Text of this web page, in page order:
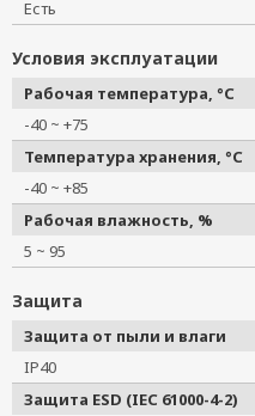
Есть
Условия эксплуатации
Рабочая температура, °C
-40 ~ +75
Температура хранения, °C
-40 ~ +85
Рабочая влажность, %
5 ~ 95
Защита
Защита от пыли и влаги
IP40
Защита ESD (IEC 61000-4-2)